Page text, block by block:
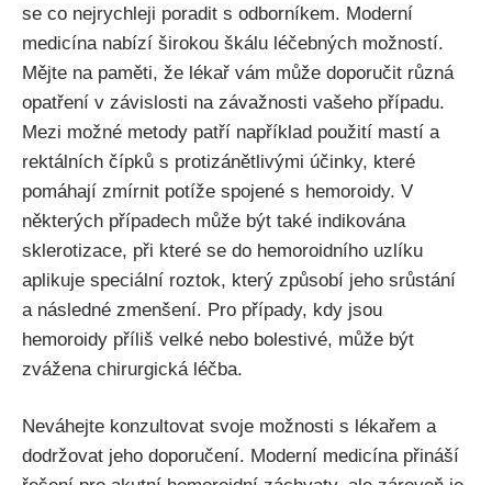
se co nejrychleji poradit s odborníkem. Moderní
medicína ⁢nabízí širokou škálu léčebných možností.
Mějte na paměti, že lékař vám⁢ může doporučit různá
opatření v závislosti na závažnosti vašeho případu.
Mezi možné metody patří‍ například použití ‌mastí a
rektálních ‌čípků s protizánětlivými účinky, které
pomáhají zmírnit potíže spojené s hemoroidy. V
některých ‌případech může být také indikována
⁢sklerotizace, při⁣ které se do hemoroidního uzlíku
aplikuje speciální roztok, který způsobí ⁣jeho ⁢srůstání
a následné zmenšení. Pro‍ případy, kdy ⁤jsou
hemoroidy⁤ příliš velké nebo bolestivé, může být
zvážena chirurgická léčba.
Neváhejte konzultovat svoje možnosti s lékařem a
dodržovat jeho doporučení. Moderní medicína přináší